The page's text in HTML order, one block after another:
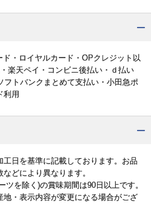
・ロイヤルカード・OPクレジット以
楽天ペイ・コンビニ後払い・ｄ払い
フトバンクまとめて支払い・小田急ポ
利用
日を基準に記載しております。お品
どにより異なります。
を除く)の賞味期間は90日以上です。
・表示内容が変更になる場合がござ